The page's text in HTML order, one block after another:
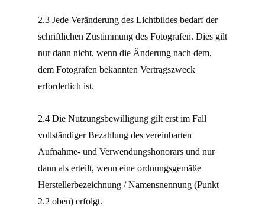
2.3 Jede Veränderung des Lichtbildes bedarf der
schriftlichen Zustimmung des Fotografen. Dies gilt
nur dann nicht, wenn die Änderung nach dem,
dem Fotografen bekannten Vertragszweck
erforderlich ist.
2.4 Die Nutzungsbewilligung gilt erst im Fall
vollständiger Bezahlung des vereinbarten
Aufnahme- und Verwendungshonorars und nur
dann als erteilt, wenn eine ordnungsgemäße
Herstellerbezeichnung / Namensnennung (Punkt
2.2 oben) erfolgt.